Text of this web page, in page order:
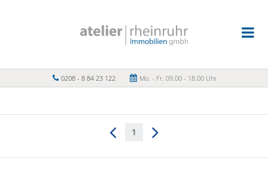
0208 - 8 84 23 122 Mo. - Fr. 09.00 - 18.00 Uhr
1